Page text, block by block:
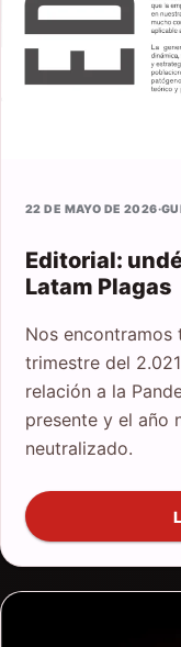
22 DE MAYO DE 2026·
Editorial:
Latam Plagas
Nos encontramos
trimestre del
relación a la
presente y el año
neutralizado.